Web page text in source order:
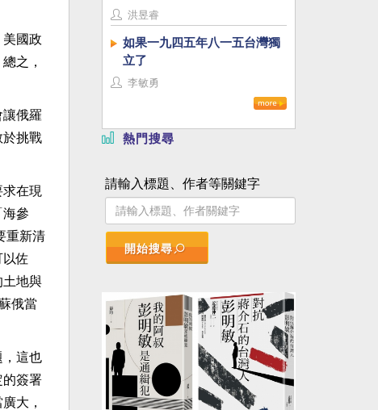
國政
之，
俄羅
於挑戰
在現
參
重新清
佐
土地與
俄當
，這也
的簽署
大，
洪昱睿
如果一九四五年八一五台灣獨
立了
李敏勇
熱門搜尋
請輸入標題、作者等關鍵字
開始搜尋